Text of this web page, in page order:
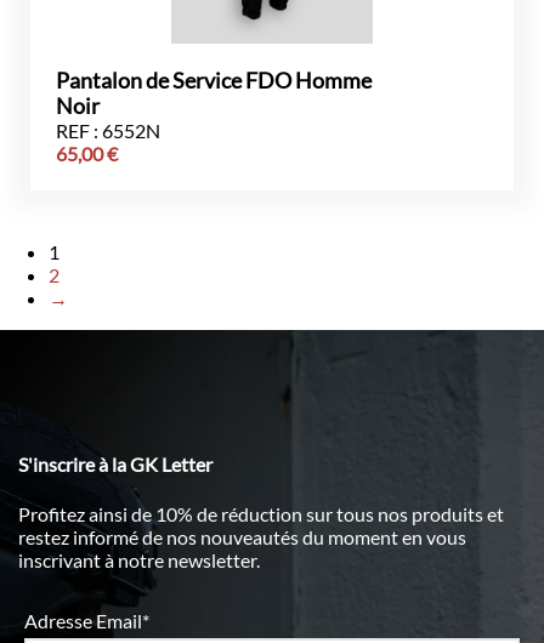
Pantalon de Service FDO Homme
Noir
REF : 6552N
65,00€
1
2
→
S'inscrire à la GK Letter
Profitez ainsi de 10% de réduction sur tous nos produits et
restez informé de nos nouveautés du moment en vous
inscrivant à notre newsletter.
Adresse Email*